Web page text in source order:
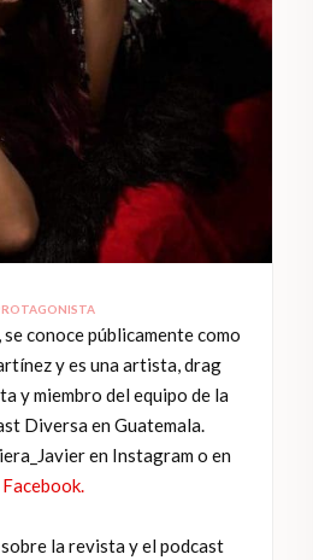
se conoce públicamente como
y es una artista, drag
y miembro del equipo de la
Diversa en Guatemala.
en Instagram o en
Facebook.
la revista y el podcast